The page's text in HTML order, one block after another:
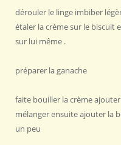
dérouler le linge imbiber
étaler la crème sur le biscuit
sur lui même .
préparer la ganache
faite bouiller la crème
mélanger ensuite ajouter la
un peu